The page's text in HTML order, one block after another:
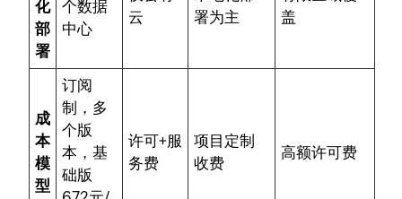
化
部
署
个数据
中心
云
署为主
盖
成
本
模
型
订阅
制，多
个版
本，基
础版
许可+服
务费
项目定制
收费
高额许可费